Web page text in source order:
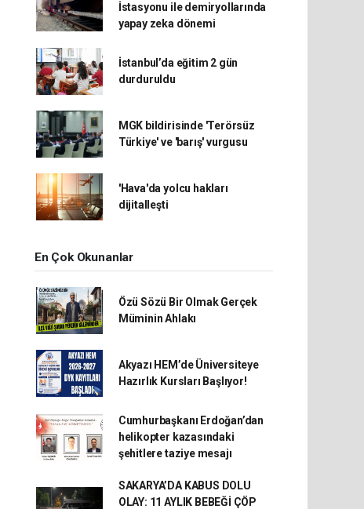
İstasyonu ile demiryollarında
yapay zeka dönemi
İstanbul’da eğitim 2 gün
durduruldu
MGK bildirisinde 'Terörsüz
Türkiye' ve 'barış' vurgusu
'Hava'da yolcu hakları
dijitalleşti
En Çok Okunanlar
Özü Sözü Bir Olmak Gerçek
Müminin Ahlakı
Akyazı HEM’de Üniversiteye
Hazırlık Kursları Başlıyor!
Cumhurbaşkanı Erdoğan’dan
helikopter kazasındaki
şehitlere taziye mesajı
SAKARYA’DA KABUS DOLU
OLAY: 11 AYLIK BEBEĞİ ÇÖP